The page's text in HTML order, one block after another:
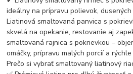
ideálny na prípravu polievok,
Liatinová smaltovaná panvica s
skvelá na opekanie, restovanie aj
smaltovaná rajnica s pokrievkou –
omáčky, prípravu malých porcií a
Prečo si vybrať smaltovaný liatinový